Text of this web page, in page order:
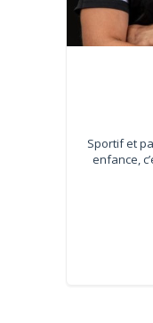
Sportif et
enfance,